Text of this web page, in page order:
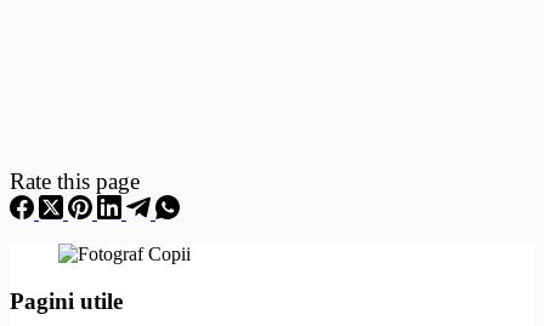
Rate this page
Pagini utile